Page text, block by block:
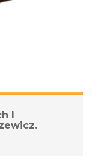
I